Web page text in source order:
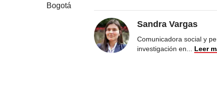
Bogotá
Sandra Vargas
Comunicadora social y
investigación en
Leer